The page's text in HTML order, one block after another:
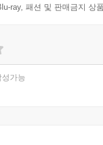
ray, 패션 및 판매금지 상
가능